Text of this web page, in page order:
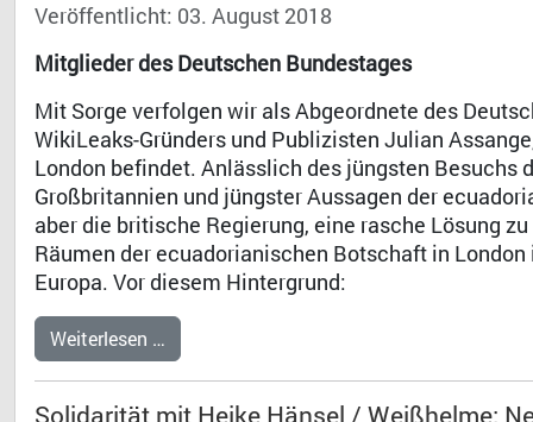
Veröffentlicht: 03. August 2018
Mitglieder des Deutschen Bundestages
Mit Sorge verfolgen wir als Abgeordnete des
WikiLeaks-Gründers und Publizisten Julian
London befindet. Anlässlich des jüngsten
Großbritannien und jüngster Aussagen der
aber die britische Regierung, eine rasche Lösung
Räumen der ecuadorianischen Botschaft in
Europa. Vor diesem Hintergrund:
Weiterlesen …